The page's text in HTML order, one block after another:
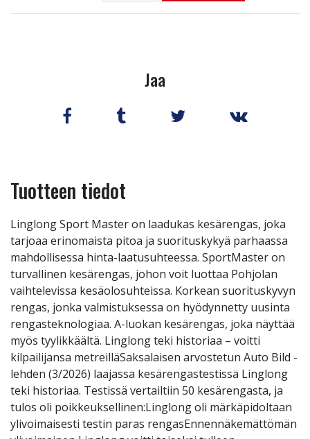
Jaa
Tuotteen tiedot
Linglong Sport Master on laadukas kesärengas, joka
tarjoaa erinomaista pitoa ja suorituskykyä parhaassa
mahdollisessa hinta-laatusuhteessa. SportMaster on
turvallinen kesärengas, johon voit luottaa Pohjolan
vaihtelevissa kesäolosuhteissa. Korkean suorituskyvyn
rengas, jonka valmistuksessa on hyödynnetty uusinta
rengasteknologiaa. A-luokan kesärengas, joka näyttää
myös tyylikkäältä. Linglong teki historiaa – voitti
kilpailijansa metreilläSaksalaisen arvostetun Auto Bild -
lehden (3/2026) laajassa kesärengastestissä Linglong
teki historiaa. Testissä vertailtiin 50 kesärengasta, ja
tulos oli poikkeuksellinen:Linglong oli märkäpidoltaan
ylivoimaisesti testin paras rengasEnnennäkemättömän